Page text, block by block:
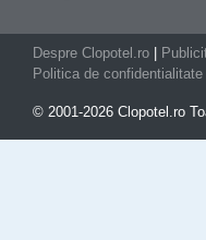
Despre Clopotel.ro
Politica de confidentialitate
© 2001-2026 Clopotel.ro